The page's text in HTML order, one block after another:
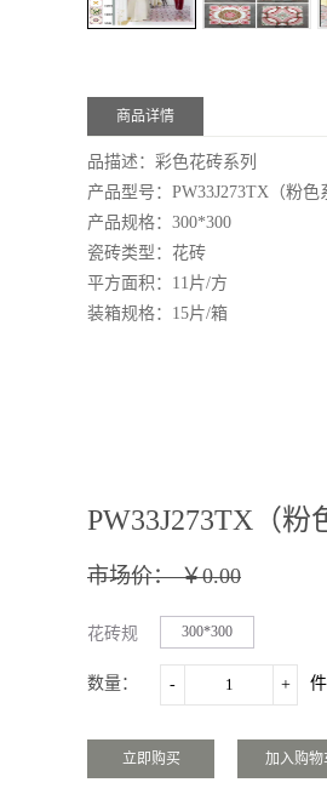
商品详情
品描述： 彩色花砖系列
产品型号： PW33J273TX（粉色
产品规格： 300*300
瓷砖类型：花砖
平方面积： 11片/方
装箱规格： 15片/箱
PW33J273TX（粉
市场价： ￥0.00
花砖规
格：
300*300
数量： - +